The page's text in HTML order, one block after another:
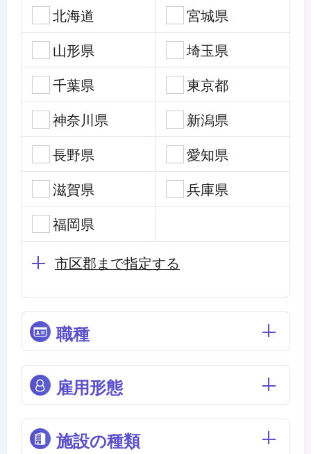
北海道 宮城県
山形県 埼玉県
千葉県 東京都
神奈川県 新潟県
長野県 愛知県
滋賀県 兵庫県
福岡県
市区郡まで指定する
職種
雇用形態
施設の種類